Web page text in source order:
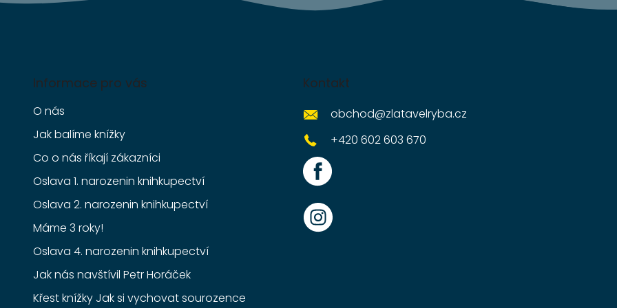
Informace pro vás
O nás
Jak balíme knížky
Co o nás říkají zákazníci
Oslava 1. narozenin knihkupectví
Oslava 2. narozenin knihkupectví
Máme 3 roky!
Oslava 4. narozenin knihkupectví
Jak nás navštívil Petr Horáček
Křest knížky Jak si vychovat sourozence
Kontakt
obchod@zlatavelryba.cz
+420 602 603 670